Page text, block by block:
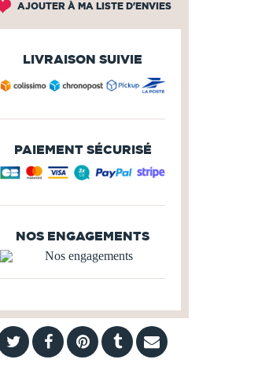
AJOUTER À MA LISTE D'ENVIES
LIVRAISON SUIVIE
PAIEMENT SÉCURISÉ
NOS ENGAGEMENTS